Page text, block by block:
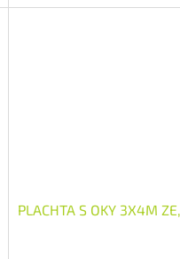
PLACHTA S OKY 3X4M